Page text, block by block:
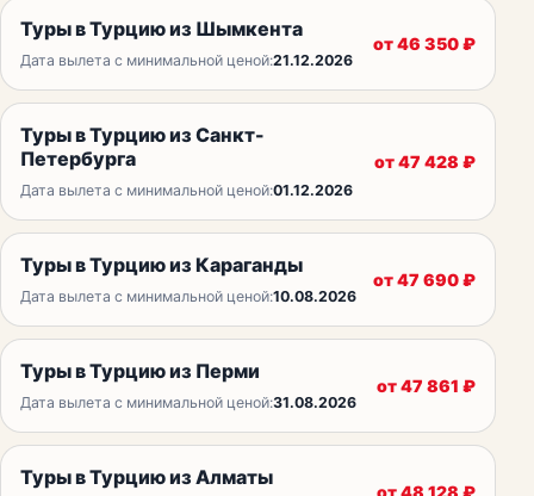
Туры в Турцию из Шымкента
Дата вылета с минимальной ценой:21.12.2026
от46 350₽
Туры в Турцию из Санкт-
Петербурга
Дата вылета с минимальной ценой:01.12.2026
от47 428 ₽
Туры в Турцию из Караганды
Дата вылета с минимальной ценой:10.08.2026
от47 690₽
Туры в Турцию из Перми
Дата вылета с минимальной ценой:31.08.2026
от47 861 ₽
Туры в Турцию из Алматы
от48 128 ₽